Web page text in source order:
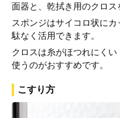
面器と、乾拭き用のクロス
スポンジはサイコロ状に
駄なく活用できます。
クロスは糸がほつれにく
使うのがおすすめです。
こすり方